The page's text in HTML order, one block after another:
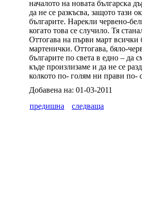
началото на новата българска
да не се разкъсва, защото тази
българите. Нарекли червено-
когато това се случило. Тя
Оттогава на първи март всички
мартенички. Оттогава, бяло-
българите по света в едно –
къде произлизаме и да не се
колкото по- голям ни прави по-
Добавена на: 01-03-2011
предишна
следваща